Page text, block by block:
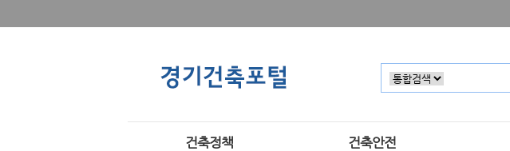
건축정책 건축안전